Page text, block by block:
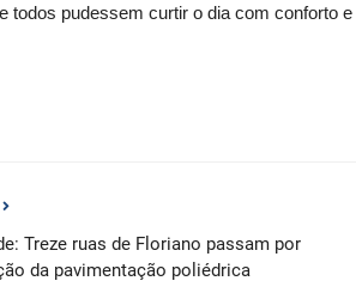
todos pudessem curtir o dia com conforto e
Treze ruas de Floriano passam por
da pavimentação poliédrica